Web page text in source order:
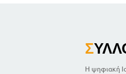
Σ
Η ψηφιακή